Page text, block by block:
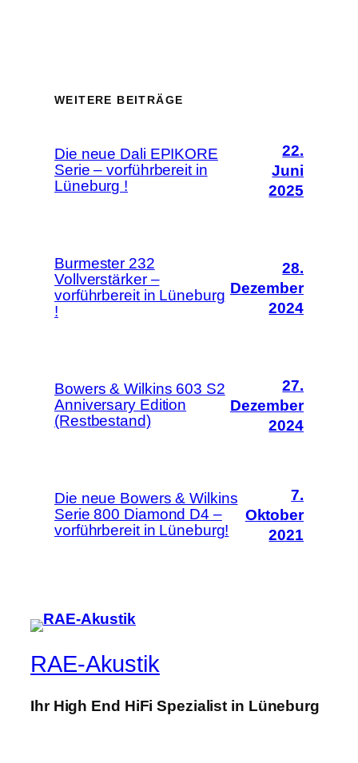
WEITERE BEITRÄGE
Die neue Dali EPIKORE
Serie – vorführbereit in
Lüneburg !
22.
Juni
2025
Burmester 232
Vollverstärker –
vorführbereit in Lüneburg
!
28.
Dezember
2024
Bowers & Wilkins 603 S2
Anniversary Edition
(Restbestand)
27.
Dezember
2024
Die neue Bowers & Wilkins
Serie 800 Diamond D4 –
vorführbereit in Lüneburg!
7.
Oktober
2021
RAE-Akustik
Ihr High End HiFi Spezialist in Lüneburg